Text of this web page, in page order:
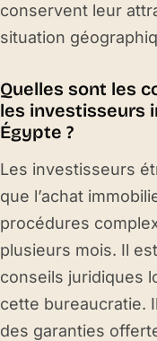
conservent leur
situation
Quelles sont les
les investisseurs
Égypte ?
Les investisseurs
que l’achat
procédures
plusieurs mois. Il
conseils juridiques
cette bureaucratie.
des garanties